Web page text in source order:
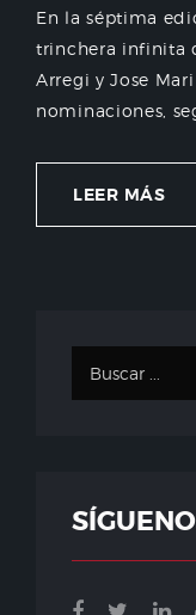
En la séptima
trinchera infinita
Arregi y Jose
nominaciones,
LEER MÁS